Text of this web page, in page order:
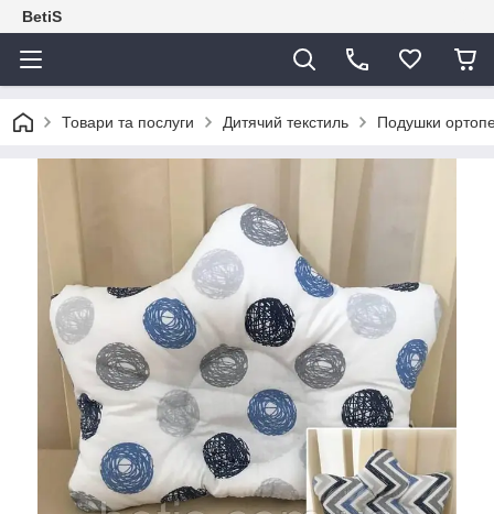
BetiS
Товари та послуги Дитячий текстиль Подушки